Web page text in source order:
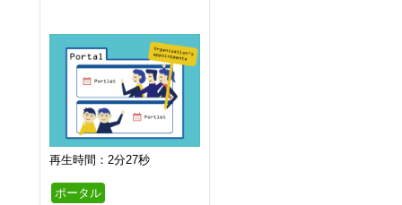
再生時間：2分27秒
ポータル